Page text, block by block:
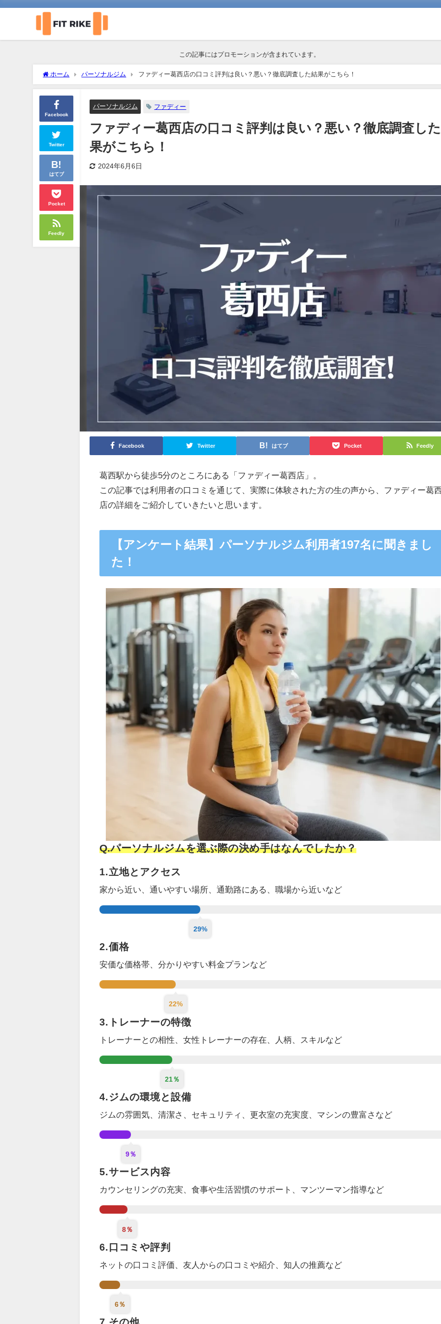
この記事にはプロモーションが含まれています。
ホーム パーソナルジム ファディー葛西店の口コミ評判は良い？悪い？徹底調査した結果がこちら！
Facebook
Twitter
はてブ
Pocket
Feedly
パーソナルジム ファディー
ファディー葛西店の口コミ評判は良い？悪い？徹底調査し
果がこちら！
2024年6月6日
Facebook Twitter はてブ Pocket Feedly
葛西駅から徒歩5分のところにある
「ファディー葛西店」。
この記事では利用者の口コミを通じて、実際に体験された方の生の声から、ファディー葛
店の詳細をご紹介していきたいと思います。
【アンケート結果】パーソナルジム利用者197名に聞きまし
た！
Q.パーソナルジムを選ぶ際の決め手はなんでしたか？
1.立地とアクセス
家から近い、通いやすい場所、通勤路にある、職場から近いなど
29%
2.価格
安価な価格帯、分かりやすい料金プランなど
22%
3.トレーナーの特徴
トレーナーとの相性、女性トレーナーの存在、人柄、スキルなど
21％
4.ジムの環境と設備
ジムの雰囲気、清潔さ、セキュリティ、更衣室の充実度 、マシンの豊富さなど
9％
5.サービス内容
カウンセリングの充実 、食事や生活習慣のサポート 、マンツーマン指導など
8％
6.口コミや評判
ネットの口コミ評価、友人からの口コミや紹介 、知人の推薦など
6％